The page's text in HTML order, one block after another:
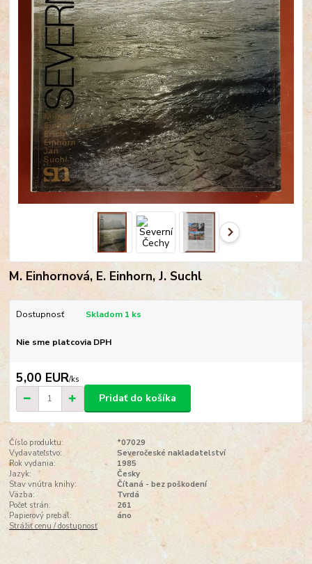
M. Einhornová, E. Einhorn, J. Suchl
Dostupnosť Skladom 1 ks
Nie sme platcovia DPH
5,00 EUR/ks
Pridať do košíka
Číslo produktu:
*07029
Vydavateľstvo:
Severočeské nakladatelství
Rok vydania:
1985
Jazyk:
Česky
Stav vnútra knihy:
Čítaná - bez poškodení
Väzba:
Tvrdá
Počet strán:
261
Papierový prebal:
áno
Strážiť cenu / dostupnosť